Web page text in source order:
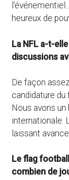
heureux de
La NFL a-t-
discussions
De façon
candidature du
Nous avons
internationale.
laissant
Le flag
combien de